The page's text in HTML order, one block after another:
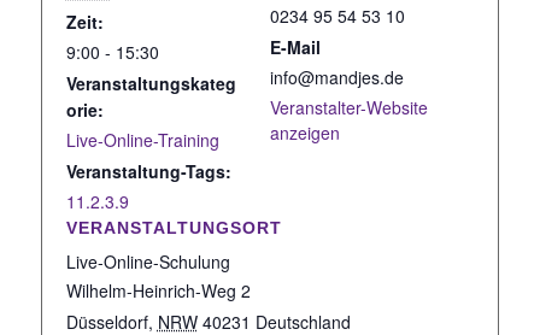
Zeit:
9:00 - 15:30
Veranstaltungskateg
orie:
Live-Online-Training
Veranstaltung-Tags:
11.2.3.9
VERANSTALTUNGSORT
Live-Online-Schulung
Wilhelm-Heinrich-Weg 2
Düsseldorf, NRW 40231 Deutschland
0234 95 54 53 10
E-Mail
info@mandjes.de
Veranstalter-Website
anzeigen